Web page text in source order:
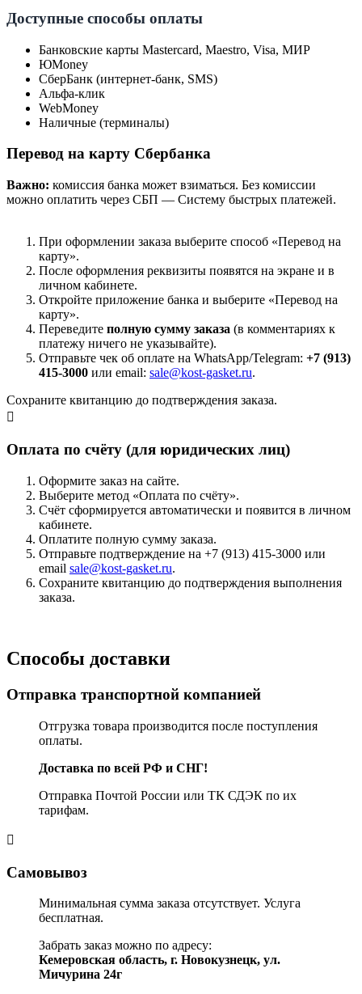
Доступные способы оплаты
Банковские карты Mastercard, Maestro, Visa, МИР
ЮMoney
СберБанк (интернет-банк, SMS)
Альфа-клик
WebMoney
Наличные (терминалы)
Перевод на карту Сбербанка
Важно: комиссия банка может взиматься. Без комиссии
можно оплатить через СБП — Систему быстрых платежей.
При оформлении заказа выберите способ «Перевод на
карту».
После оформления реквизиты появятся на экране и в
личном кабинете.
Откройте приложение банка и выберите «Перевод на
карту».
Переведите полную сумму заказа (в комментариях к
платежу ничего не указывайте).
Отправьте чек об оплате на WhatsApp/Telegram: +7 (913)
415-3000 или email: sale@kost-gasket.ru.
Сохраните квитанцию до подтверждения заказа.
Оплата по счёту (для юридических лиц)
Оформите заказ на сайте.
Выберите метод «Оплата по счёту».
Счёт сформируется автоматически и появится в личном
кабинете.
Оплатите полную сумму заказа.
Отправьте подтверждение на +7 (913) 415-3000 или
email sale@kost-gasket.ru.
Сохраните квитанцию до подтверждения выполнения
заказа.
Способы доставки
Отправка транспортной компанией
Отгрузка товара производится после поступления
оплаты.
Доставка по всей РФ и СНГ!
Отправка Почтой России или ТК СДЭК по их
тарифам.
Самовывоз
Минимальная сумма заказа отсутствует. Услуга
бесплатная.
Забрать заказ можно по адресу:
Кемеровская область, г. Новокузнецк, ул.
Мичурина 24г